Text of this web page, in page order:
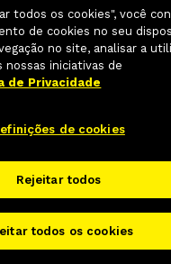
e quaisquer
não podem ser
por você, mas
sem restrições.
todos os cookies", você
de cookies no seu
no site, analisar a
nossas iniciativas de
de Privacidade
de cookies
Rejeitar todos
todos os cookies